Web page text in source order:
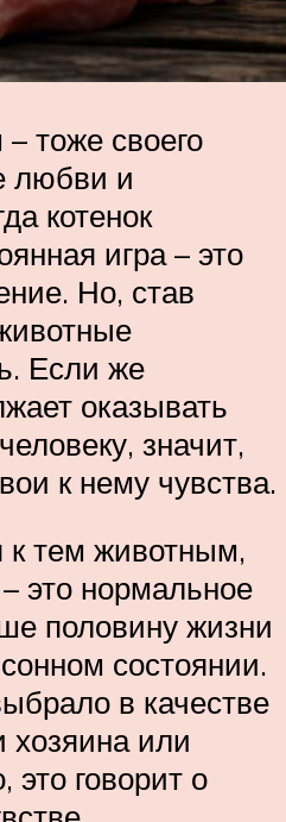
тоже своего
любви и
котенок
игра – это
Но, став
Если же
оказывать
значит,
к нему чувства.
к тем животным,
это нормальное
половину жизни
состоянии.
в качестве
хозяина или
это говорит о